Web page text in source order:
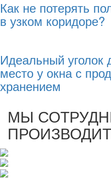
Как не потерять
в узком коридоре?
Идеальный уголок
место у окна с
хранением
МЫ